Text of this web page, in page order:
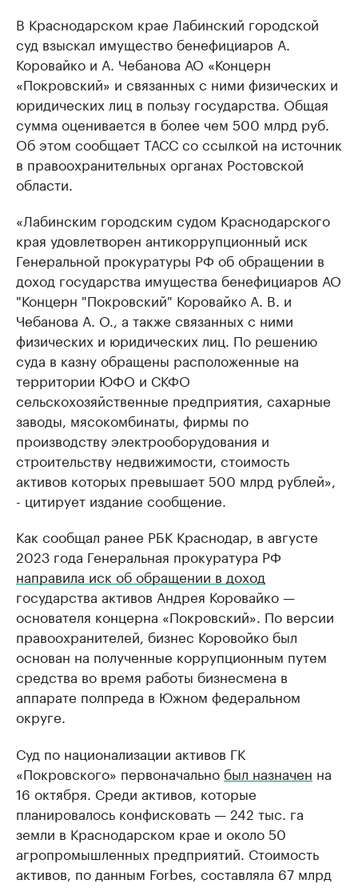
В Краснодарском крае Лабинский городской
суд взыскал имущество бенефициаров А.
Коровайко и А. Чебанова АО «Концерн
«Покровский» и связанных с ними физических и
юридических лиц в пользу государства. Общая
сумма оценивается в более чем 500 млрд руб.
Об этом сообщает ТАСС со ссылкой на источник
в правоохранительных органах Ростовской
области.
«Лабинским городским судом Краснодарского
края удовлетворен антикоррупционный иск
Генеральной прокуратуры РФ об обращении в
доход государства имущества бенефициаров АО
"Концерн "Покровский" Коровайко А. В. и
Чебанова А. О., а также связанных с ними
физических и юридических лиц. По решению
суда в казну обращены расположенные на
территории ЮФО и СКФО
сельскохозяйственные предприятия, сахарные
заводы, мясокомбинаты, фирмы по
производству электрооборудования и
строительству недвижимости, стоимость
активов которых превышает 500 млрд рублей»,
- цитирует издание сообщение.
Как сообщал ранее РБК Краснодар, в августе
2023 года Генеральная прокуратура РФ
направила иск об обращении в доход
государства активов Андрея Коровайко —
основателя концерна «Покровский». По версии
правоохранителей, бизнес Коровойко был
основан на полученные коррупционным путем
средства во время работы бизнесмена в
аппарате полпреда в Южном федеральном
округе.
Суд по национализации активов ГК
«Покровского» первоначально был назначен на
16 октября. Среди активов, которые
планировалось конфисковать — 242 тыс. га
земли в Краснодарском крае и около 50
агропромышленных предприятий. Стоимость
активов, по данным Forbes, составляла 67 млрд